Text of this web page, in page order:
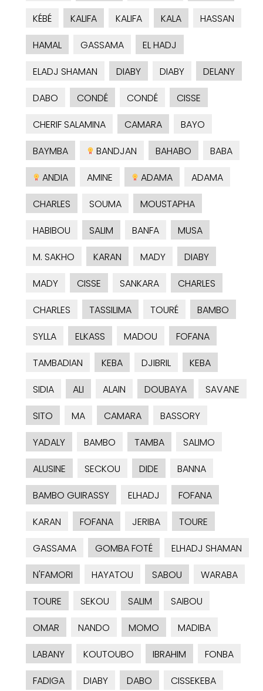
KÉBÉ KALIFA KALIFA KALA
HASSAN
HAMAL
GASSAMA
EL HADJ
ELADJ SHAMAN
DIABY DIABY
DELANY
DABO
CONDÉ CONDÉ
CISSE
CHERIF SALAMINA
CAMARA
BAYO
BAYMBA
BANDJAN BAHABO
BABA
ANDIA
AMINE ADAMA
ADAMA
CHARLES
SOUMA
MOUSTAPHA
HABIBOU
SALIM BANFA
MUSA
M. SAKHO
KARAN MADY
DIABY
MADY
CISSE SANKARA
CHARLES
CHARLES
TASSILIMA TOURÉ
BAMBO
SYLLA
ELKASS MADOU
FOFANA
TAMBADIAN
KEBA DJIBRIL
KEBA
SIDIA
ALI ALAIN DOUBAYA
SAVANE
SITO
MA CAMARA
BASSORY
YADALY
BAMBO TAMBA
SALIMO
ALUSINE
SECKOU DIDE
BANNA
BAMBO GUIRASSY
ELHADJ
FOFANA
KARAN
FOFANA JERIBA
TOURE
GASSAMA
GOMBA FOTÉ
ELHADJ SHAMAN
N'FAMORI
HAYATOU SABOU
WARABA
TOURE
SEKOU SALIM
SAIBOU
OMAR
NANDO MOMO
MADIBA
LABANY
KOUTOUBO IBRAHIM
FONBA
FADIGA
DIABY DABO
CISSEKEBA